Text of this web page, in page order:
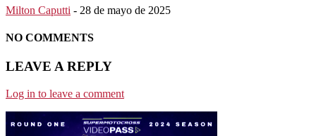
Milton Caputti - 28 de mayo de 2025
NO COMMENTS
LEAVE A REPLY
Log in to leave a comment